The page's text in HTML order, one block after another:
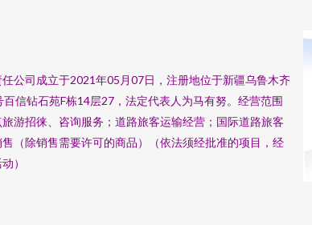
公司成立于2021年05月07日，注册地位于新疆乌鲁木齐
信钻石苑F栋14层27，法定代表人为马有努。经营范围
游招徕、咨询服务；道路旅客运输经营；国际道路旅客
（除销售需要许可的商品）（依法须经批准的项目，经
）